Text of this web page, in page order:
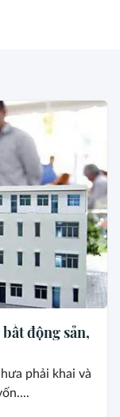
động sản,
phải khai và